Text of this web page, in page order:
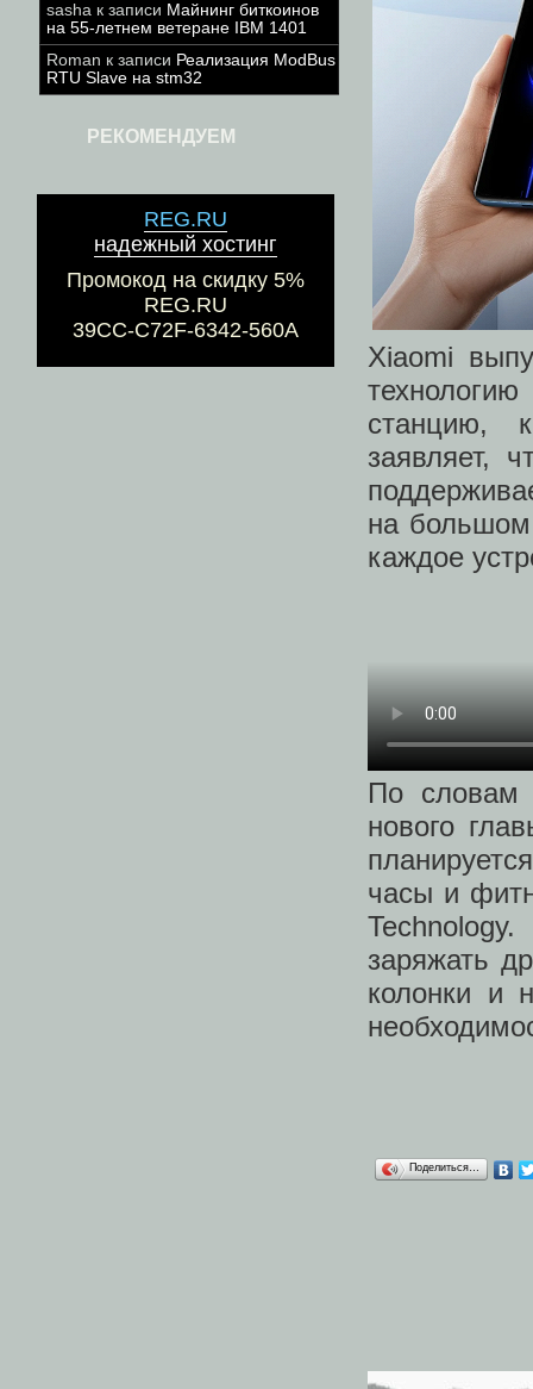
sasha к записи Майнинг биткоинов
на 55-летнем ветеране IBM 1401
Roman к записи Реализация ModBus
RTU Slave на stm32
РЕКОМЕНДУЕМ
REG.RU
надежный хостинг
Промокод на скидку 5%
REG.RU
39CC-C72F-6342-560A
Xiaomi
станцию,
заявляет,
на большом
каждое
По словам
нового
часы и
заряжать
колонки и
Поделиться…